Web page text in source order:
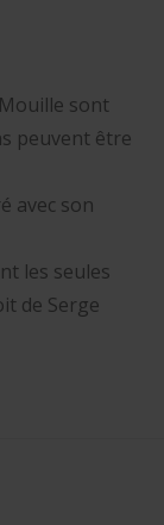
sont
peuvent être
avec son
les seules
de Serge